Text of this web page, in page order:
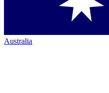
Australia